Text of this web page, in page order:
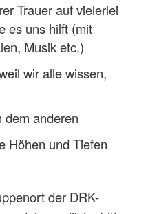
Trauer auf vielerlei
es uns hilft (mit
Musik etc.)
wir alle wissen,
dem anderen
Höhen und Tiefen
der DRK-